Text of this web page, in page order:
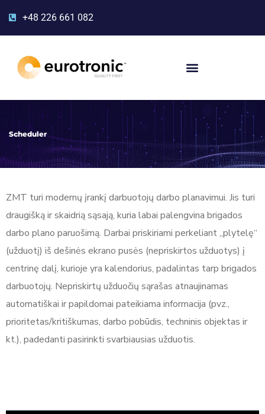
+48 226 661 082
Scheduler
ZMT turi modernų įrankį darbuotojų darbo planavimui. Jis turi
draugišką ir skaidrią sąsają, kuria labai palengvina brigados
darbo plano paruošimą. Darbai priskiriami perkeliant „plytelę“
(užduotį) iš dešinės ekrano pusės (nepriskirtos užduotys) į
centrinę dalį, kurioje yra kalendorius, padalintas tarp brigados
darbuotojų. Nepriskirtų užduočių sąrašas atnaujinamas
automatiškai ir papildomai pateikiama informacija (pvz.,
prioritetas/kritiškumas, darbo pobūdis, techninis objektas ir
kt.), padedanti pasirinkti svarbiausias užduotis.